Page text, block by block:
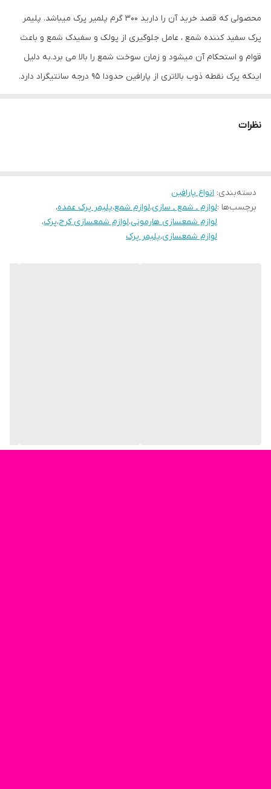
محصولی که قصد خرید آن را دارید ۳۰۰ گرم پلمیر پرک میباشد. پلیمر
پرک سفید کننده شمع ، عامل جلوگیری از پولک و سفیدک شمع و باعث
قوام و استحکام آن میشود و زمان سوخت شمع را بالا می برد.به دلیل
اینکه پرک نقطه ذوب بالاتری از پارافین حدودا ۹۵ درجه سانتیگراد دارد.
زیرا باعث ترک خوردن شمع میشود.
این محدوده برسد تا این ماده در پارافین حل شود.
نظرات
دسته‌بندی: انواع پارافین
برچسب‌ها :لوازم ـ شمع ـ سازی،لوازم شمع،پلیمر پرک عمده،
لوازم شمعسازی هارمونی،لوازم شمعسازی کرج،پرک،
لوازم شمعسازی،پلیمر پرک